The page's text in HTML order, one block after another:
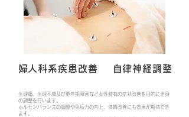
​婦人科系疾患改善 ​自律神経調整
生理痛、生理不順及び更年期障害など女性特有の症状改善を目的に全身
の調整を行います。
ホルモンバランスの調整や免疫力の向上、体質改善にも効果が期待でき
ます。